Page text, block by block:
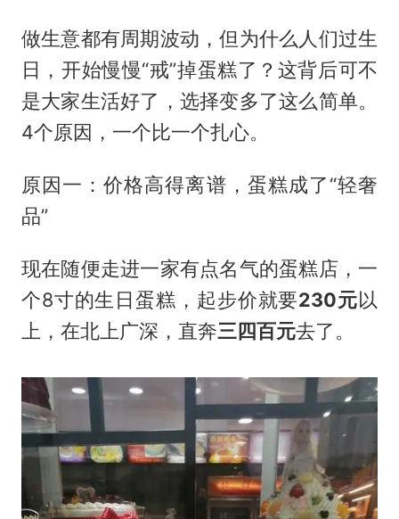
做生意都有周期波动，但为什么人们过生
日，开始慢慢“戒”掉蛋糕了？这背后可不
是大家生活好了，选择变多了这么简单。
4个原因，一个比一个扎心。
原因一：价格高得离谱，蛋糕成了“轻奢
品”
现在随便走进一家有点名气的蛋糕店，一
个8寸的生日蛋糕 ，起步价就要230元以
上，在北上广深，直奔三四百元去了。